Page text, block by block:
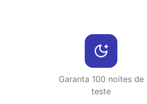
Garanta 100 noites de
teste